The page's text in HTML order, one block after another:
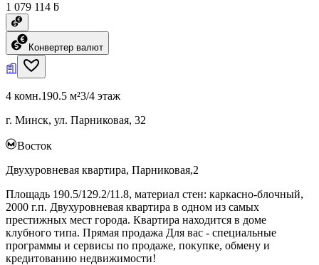
1 079 114 ƃ
Конвертер валют
4 комн.190.5 м²3/4 этаж
г. Минск, ул. Парниковая, 32
Восток
Двухуровневая квартира, Парниковая,2
Площадь 190.5/129.2/11.8, материал стен: каркасно-блочный,
2000 г.п. Двухуровневая квартира в одном из самых
престижных мест города. Квартира находится в доме
клубного типа. Прямая продажа Для вас - специальные
программы и сервисы по продаже, покупке, обмену и
кредитованию недвижимости!